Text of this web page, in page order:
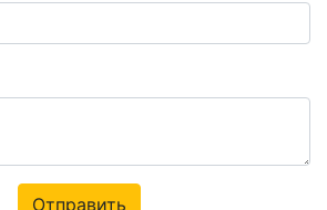
Отправить